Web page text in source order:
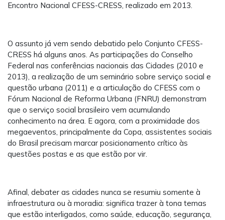
Encontro Nacional CFESS-CRESS, realizado em 2013.
O assunto já vem sendo debatido pelo Conjunto CFESS-
CRESS há alguns anos. As participações do Conselho
Federal nas conferências nacionais das Cidades (2010 e
2013), a realização de um seminário sobre serviço social e
questão urbana (2011) e a articulação do CFESS com o
Fórum Nacional de Reforma Urbana (FNRU) demonstram
que o serviço social brasileiro vem acumulando
conhecimento na área. E agora, com a proximidade dos
megaeventos, principalmente da Copa, assistentes sociais
do Brasil precisam marcar posicionamento crítico às
questões postas e as que estão por vir.
Afinal, debater as cidades nunca se resumiu somente à
infraestrutura ou à moradia: significa trazer à tona temas
que estão interligados, como saúde, educação, segurança,